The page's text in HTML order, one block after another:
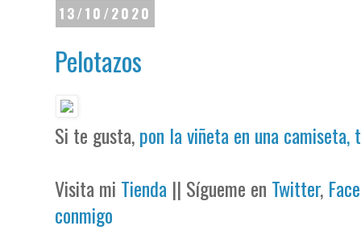
13/10/2020
Pelotazos
Si te gusta,pon la viñeta en una camiseta,
Visita mi Tienda || Sígueme en Twitter,
conmigo